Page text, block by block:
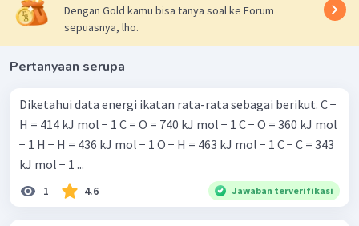
Dengan Gold kamu bisa tanya soal ke Forum
sepuasnya, lho.
Pertanyaan serupa
Diketahui data energi ikatan rata-rata sebagai berikut. C −
H = 414 kJ mol − 1 C = O = 740 kJ mol − 1 C − O = 360 kJ mol
− 1 H − H = 436 kJ mol − 1 O − H = 463 kJ mol − 1 C − C = 343
kJ mol − 1 ​...
1 4.6 Jawaban terverifikasi